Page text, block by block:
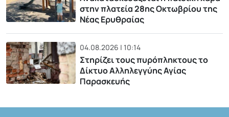
στην πλατεία 28ης Οκτωβρίου της
Νέας Ερυθραίας
04.08.2026 | 10:14
Στηρίζει τους πυρόπληκτους το
Δίκτυο Αλληλεγγύης Αγίας
Παρασκευής